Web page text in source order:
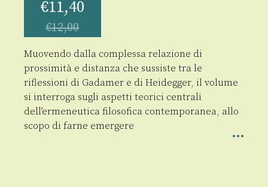
€11,40
€12,00
Muovendo dalla complessa relazione di
prossimità e distanza che sussiste tra le
riflessioni di Gadamer e di Heidegger, il volume
si interroga sugli aspetti teorici centrali
dell’ermeneutica filosofica contemporanea, allo
scopo di farne emergere